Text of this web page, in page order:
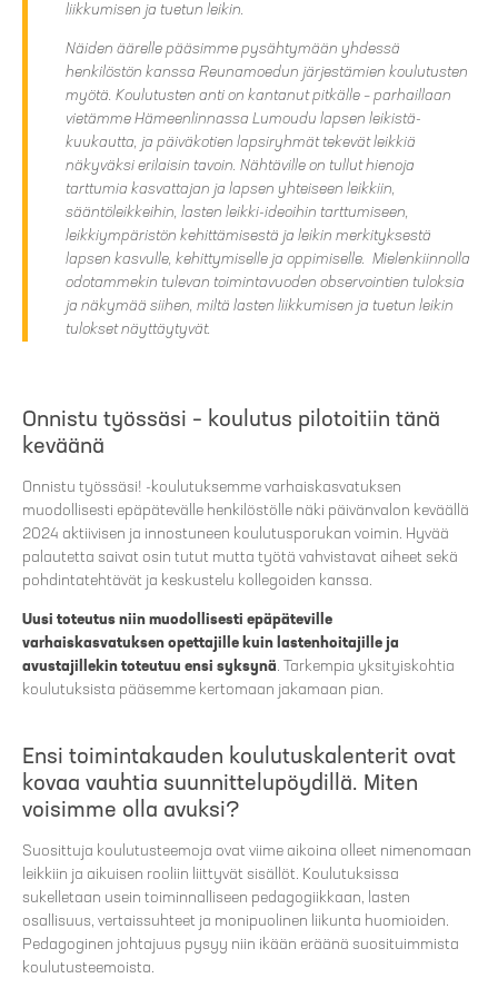
liikkumisen ja tuetun leikin.
Näiden äärelle pääsimme pysähtymään yhdessä
henkilöstön kanssa Reunamoedun järjestämien koulutusten
myötä. Koulutusten anti on kantanut pitkälle – parhaillaan
vietämme Hämeenlinnassa Lumoudu lapsen leikistä-
kuukautta, ja päiväkotien lapsiryhmät tekevät leikkiä
näkyväksi erilaisin tavoin. Nähtäville on tullut hienoja
tarttumia kasvattajan ja lapsen yhteiseen leikkiin,
sääntöleikkeihin, lasten leikki-ideoihin tarttumiseen,
leikkiympäristön kehittämisestä ja leikin merkityksestä
lapsen kasvulle, kehittymiselle ja oppimiselle. Mielenkiinnolla
odotammekin tulevan toimintavuoden observointien tuloksia
ja näkymää siihen, miltä lasten liikkumisen ja tuetun leikin
tulokset näyttäytyvät.
Onnistu työssäsi – koulutus pilotoitiin tänä
keväänä
Onnistu työssäsi! -koulutuksemme varhaiskasvatuksen
muodollisesti epäpätevälle henkilöstölle näki päivänvalon keväällä
2024 aktiivisen ja innostuneen koulutusporukan voimin. Hyvää
palautetta saivat osin tutut mutta työtä vahvistavat aiheet sekä
pohdintatehtävät ja keskustelu kollegoiden kanssa.
Uusi toteutus niin muodollisesti epäpäteville
varhaiskasvatuksen opettajille kuin lastenhoitajille ja
avustajillekin toteutuu ensi syksynä. Tarkempia yksityiskohtia
koulutuksista pääsemme kertomaan jakamaan pian.
Ensi toimintakauden koulutuskalenterit ovat
kovaa vauhtia suunnittelupöydillä. Miten
voisimme olla avuksi?
Suosittuja koulutusteemoja ovat viime aikoina olleet nimenomaan
leikkiin ja aikuisen rooliin liittyvät sisällöt. Koulutuksissa
sukelletaan usein toiminnalliseen pedagogiikkaan, lasten
osallisuus, vertaissuhteet ja monipuolinen liikunta huomioiden.
Pedagoginen johtajuus pysyy niin ikään eräänä suosituimmista
koulutusteemoista.